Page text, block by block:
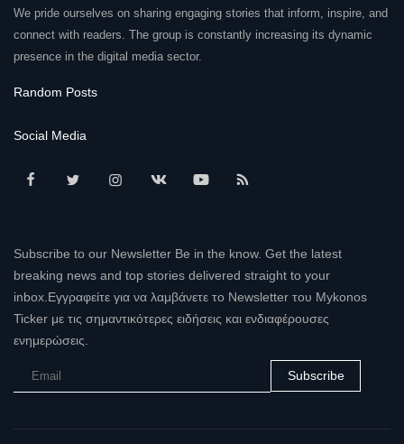
We pride ourselves on sharing engaging stories that inform, inspire, and
connect with readers. The group is constantly increasing its dynamic
presence in the digital media sector.
Random Posts
Social Media
Subscribe to our Newsletter Be in the know. Get the latest
breaking news and top stories delivered straight to your
inbox.Εγγραφείτε για να λαμβάνετε το Newsletter του Mykonos
Ticker με τις σημαντικότερες ειδήσεις και ενδιαφέρουσες
ενημερώσεις.
Subscribe